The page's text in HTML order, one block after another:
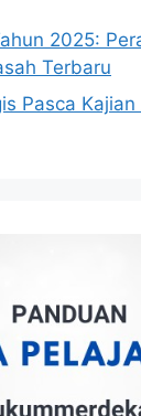
2025:
Terbaru
Pasca